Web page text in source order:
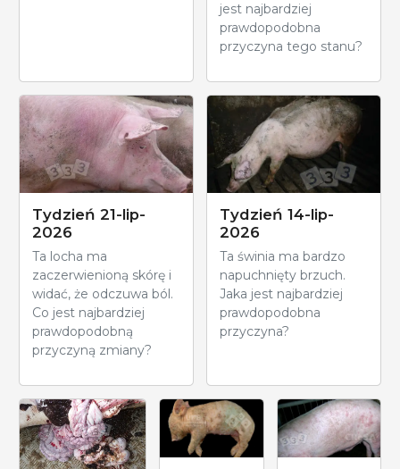
jest najbardziej
prawdopodobna
przyczyna tego stanu?
Tydzień 21-lip-
2026
Ta locha ma
zaczerwienioną skórę i
widać, że odczuwa ból.
Co jest najbardziej
prawdopodobną
przyczyną zmiany?
Tydzień 14-lip-
2026
Ta świnia ma bardzo
napuchnięty brzuch.
Jaka jest najbardziej
prawdopodobna
przyczyna?